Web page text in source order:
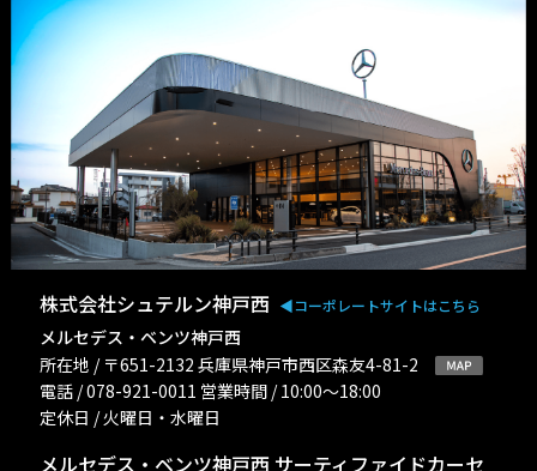
株式会社シュテルン神戸西 ◀︎コーポレートサイトはこちら
メルセデス・ベンツ神戸西
所在地 / 〒651-2132 兵庫県神戸市西区森友4-81-2
電話 / 078-921-0011 営業時間 / 10:00〜18:00
定休日 / 火曜日・水曜日
メルセデス・ベンツ神戸西 サーティファイドカーセ